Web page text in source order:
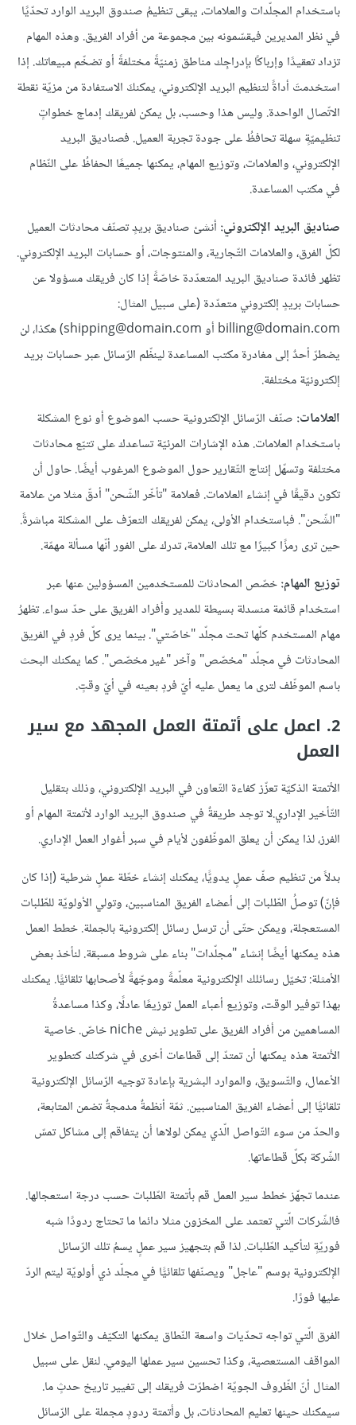
باستخدام المجلّدات والعلامات، يبقى تنظيمُ صندوق البريد الوارد تحدّيًا
في نظر المديرين فيقسّمونه بين مجموعة من أفراد الفريق. وهذه المهام
تزداد تعقيدًا وإرباكًا بإدراجِك مناطق زمنيّةً مختلفةً أو تضخّم مبيعاتك. إذا
استخدمتَ أداةً لتنظيم البريد الإلكتروني، يمكنكَ الاستفادة من مزيّة نقطة
الاتّصال الواحدة. وليس هذا وحسب، بل يمكن لفريقك إدماج خطواتٍ
تنظيميّةٍ سهلة تحافظُ على جودة تجربة العميل. فصناديق البريد
الإلكتروني، والعلامات، وتوزيع المهام، يمكنها جميعًا الحفاظُ على النّظام
في مكتب المساعدة.
صناديق البريد الإلكتروني: أنشئ صناديق بريدٍ تصنّف محادثات العميل
لكلّ الفرق، والعلامات التّجارية، والمنتوجات، أو حسابات البريد الإلكتروني.
تظهر فائدة صناديق البريد المتعدّدة خاصّةً إذا كان فريقك مسؤولا عن
حسابات بريدٍ إلكتروني متعدّدة (على سبيل المثال:
billing@domain.com أو shipping@domain.com) هكذا، لن
يضطرّ أحدٌ إلى مغادرة مكتب المساعدة لينظّم الرّسائل عبر حسابات بريد
إلكترونيّة مختلفة.
العلامات: صنّف الرّسائل الإلكترونية حسب الموضوع أو نوع المشكلة
باستخدام العلامات. هذه الإشارات المرئيّة تساعدك على تتبّع محادثات
مختلفة وتسهّل إنتاج التّقارير حول الموضوع المرغوب أيضًا. حاول أن
تكون دقيقًا في إنشاء العلامات. فعلامة "تأخّر الشّحن" أدقّ مثلا من علامة
"الشّحن". فباستخدام الأولى، يمكن لفريقك التعرّف على المشكلة مباشرةً.
حين ترى رمزًا كبيرًا مع تلك العلامة، تدرك على الفور أنّها مسألة مهمّة.
توزيع المهام:خصّص المحادثات للمستخدمين المسؤولين عنها عبر
استخدام قائمة منسدلة بسيطة للمدير وأفراد الفريق على حدّ سواء. تظهرُ
مهام المستخدم كلّها تحت مجلّد "خاصّتي". بينما يرى كلّ فردٍ في الفريق
المحادثات في مجلّد "مخصّص" وآخر "غير مخصّص". كما يمكنك البحث
باسم الموظّف لترى ما يعمل عليه أيّ فردٍ بعينه في أيّ وقتٍ.
2. اعمل على أتمتة العمل المجهد مع سير
العمل
الأتمتة الذكيّة تعزّز كفاءة التّعاون في البريد الإلكتروني، وذلك بتقليل
التّأخير الإداري.لا توجد طريقةٌ في صندوق البريد الوارد لأتمتة المهام أو
الفرز، لذا يمكن أن يعلق الموظّفون لأيام في سبر أغوار العمل الإداري.
بدلاً من تنظيم صفّ عملٍ يدويًّا، يمكنك إنشاء خطّة عملٍ شرطية (إذا كان
فإنّ) توصلُ الطّلبات إلى أعضاء الفريق المناسبين، وتولي الأولويّة للطّلبات
المستعجلة، ويمكن حتّى أن ترسل رسائل إلكترونية بالجملة. خطط العمل
هذه يمكنها أيضًا إنشاء "مجلّدات" بناء على شروط مسبقة. لنأخذ بعض
الأمثلة: تخيّل رسائلك الإلكترونية معلّمةً وموجّهةً لأصحابها تلقائيًّا. يمكنك
بهذا توفير الوقت، وتوزيع أعباء العمل توزيعًا عادلًا، وكذا مساعدةُ
المساهمين من أفراد الفريق على تطوير نيش niche خاصّ. خاصية
الأتمتة هذه يمكنها أن تمتدّ إلى قطاعات أخرى في شركتك كتطوير
الأعمال، والتّسويق، والموارد البشرية بإعادة توجيه الرّسائل الإلكترونية
تلقائيًّا إلى أعضاء الفريق المناسبين. ثمّة أنظمةٌ مدمجةٌ تضمن المتابعة،
والحدّ من سوء التّواصل الّذي يمكن لولاها أن يتفاقم إلى مشاكل تمسّ
الشّركة بكلّ قطاعاتها.
عندما تجهّز خطط سير العمل قم بأتمتة الطّلبات حسب درجة استعجالها.
فالشّركات الّتي تعتمد على المخزون مثلا دائما ما تحتاج ردودًا شبه
فوريّةٍ لتأكيد الطّلبات. لذا قم بتجهيز سير عملٍ يسمُ تلك الرّسائل
الإلكترونية بوسم "عاجل" ويصنّفها تلقائيًّا في مجلّد ذي أولويّة ليتم الردّ
عليها فورًا.
الفرق الّتي تواجه تحدّيات واسعة النّطاق يمكنها التكيّف والتّواصل خلال
المواقف المستعصية، وكذا تحسين سير عملها اليومي. لنقل على سبيل
المثال أنّ الظّروف الجويّة اضطرّت فريقك إلى تغيير تاريخ حدثٍ ما.
سيمكنك حينها تعليم المحادثات، بل وأتمتة ردودٍ مجملة على الرّسائل